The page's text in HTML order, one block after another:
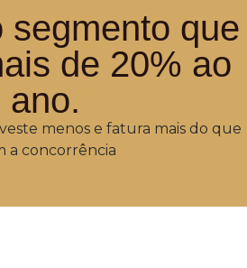
segmento que
de 20% ao
ano.
menos e fatura mais do que
a concorrência